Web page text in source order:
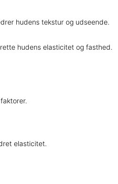
hudens tekstur og udseende.
hudens elasticitet og fasthed.
elasticitet.